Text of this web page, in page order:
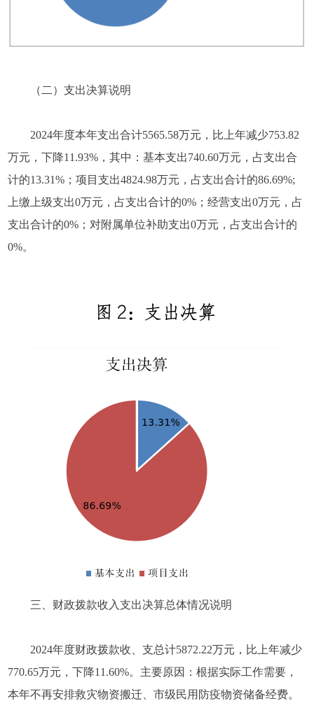
（二）支出决算说明
2024年度本年支出合计5565.58万元，比上年减少753.82
万元，下降11.93%，其中：基本支出740.60万元，占支出合
计的13.31%；项目支出4824.98万元，占支出合计的86.69%;
上缴上级支出0万元，占支出合计的0%；经营支出0万元，占
支出合计的0%；对附属单位补助支出0万元，占支出合计的
0%。
三、财政拨款收入支出决算总体情况说明
2024年度财政拨款收、支总计5872.22万元，比上年减少
770.65万元，下降11.60%。主要原因：根据实际工作需要，
本年不再安排救灾物资搬迁、市级民用防疫物资储备经费。